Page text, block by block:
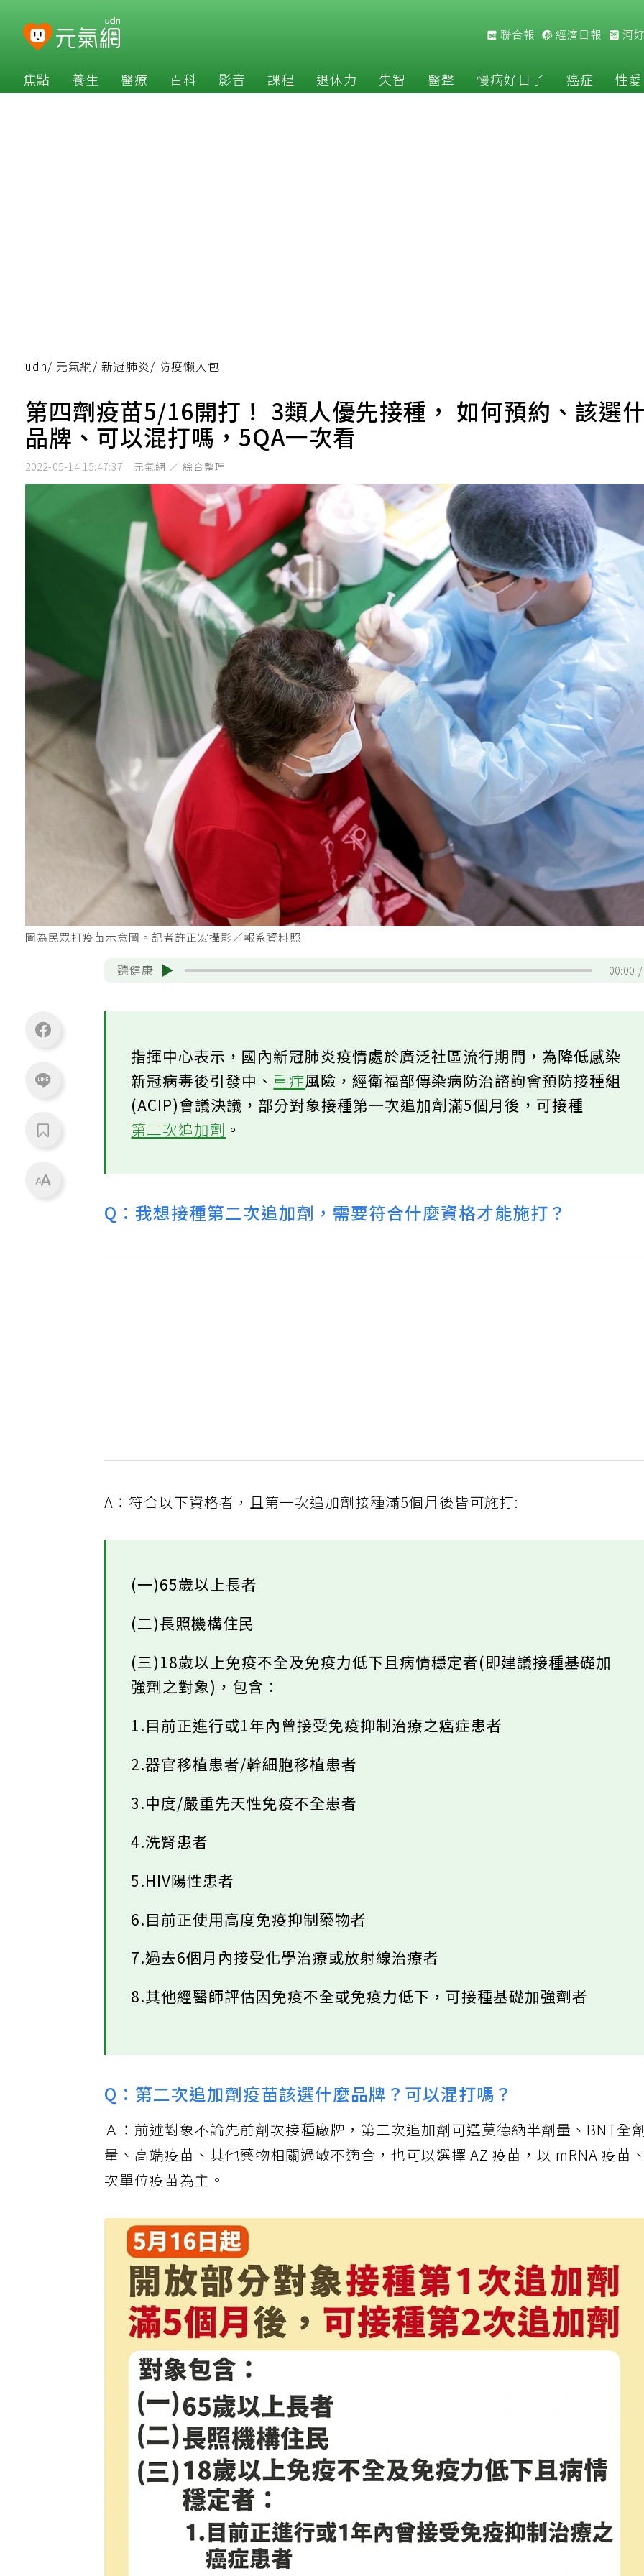
聯合報 經濟日報 河
焦點 養生 醫療 百科 影音 課程 退休力 失智 醫聲 慢病好日子 癌症 性愛
udn/ 元氣網/ 新冠肺炎/ 防疫懶人包
第四劑疫苗5/16開打！ 3類人優先接種， 如何預約、該選
品牌、可以混打嗎，5QA一次看
2022-05-14 15:47:37 元氣網 ／ 綜合整理
圖為民眾打疫苗示意圖。記者許正宏攝影／報系資料照
聽健康 00:00
指揮中心表示，國內新冠肺炎疫情處於廣泛社區流行期間，為降低感染
新冠病毒後引發中、重症風險，經衛福部傳染病防治諮詢會預防接種組
(ACIP)會議決議，部分對象接種第一次追加劑滿5個月後，可接種
第二次追加劑。
Q：我想接種第二次追加劑，需要符合什麼資格才能施打？
A：符合以下資格者，且第一次追加劑接種滿5個月後皆可施打:
(一)65歲以上長者
(二)長照機構住民
(三)18歲以上免疫不全及免疫力低下且病情穩定者(即建議接種基礎加
強劑之對象)，包含：
1.目前正進行或1年內曾接受免疫抑制治療之癌症患者
2.器官移植患者/幹細胞移植患者
3.中度/嚴重先天性免疫不全患者
4.洗腎患者
5.HIV陽性患者
6.目前正使用高度免疫抑制藥物者
7.過去6個月內接受化學治療或放射線治療者
8.其他經醫師評估因免疫不全或免疫力低下，可接種基礎加強劑者
Q：第二次追加劑疫苗該選什麼品牌？可以混打嗎？
Ａ：前述對象不論先前劑次接種廠牌，第二次追加劑可選莫德納半劑量、BNT全
量、高端疫苗、其他藥物相關過敏不適合，也可以選擇 AZ 疫苗，以 mRNA 疫苗
次單位疫苗為主。